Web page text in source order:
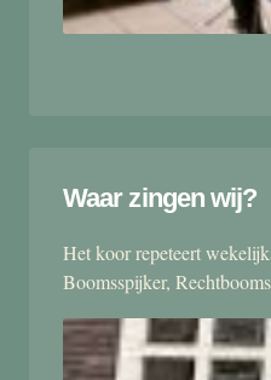
Waar zingen wij?
Het koor repeteert
Boomsspijker,